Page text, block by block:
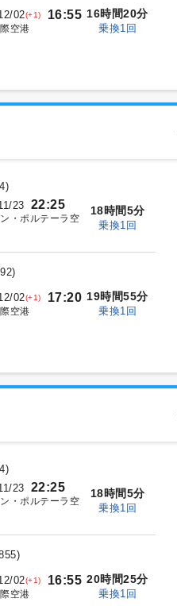
02(+1) 16:55
空港
16時間20分
乗換1回
)
23 22:25
・ポルテーラ空
18時間5分
乗換1回
)
02(+1) 17:20
空港
19時間55分
乗換1回
)
23 22:25
・ポルテーラ空
18時間5分
乗換1回
)
02(+1) 16:55
空港
20時間25分
乗換1回